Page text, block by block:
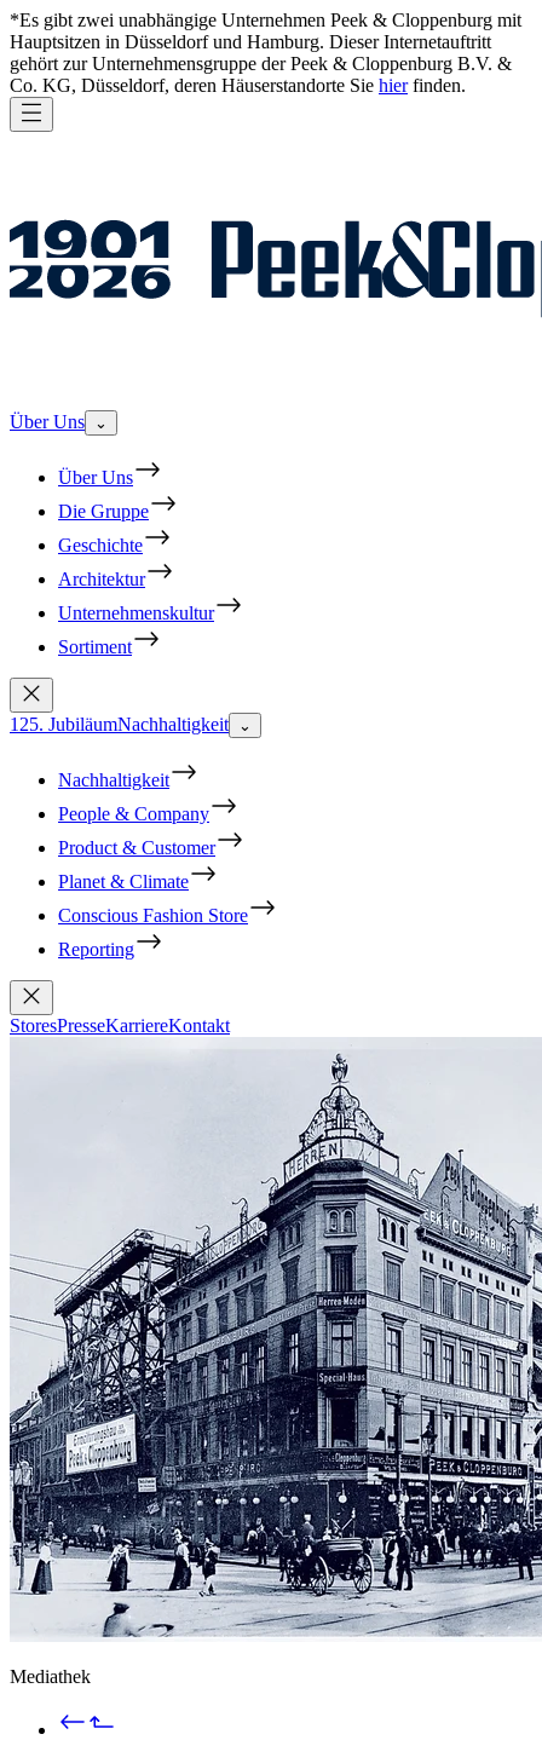
*Es gibt zwei unabhängige Unternehmen Peek & Cloppenburg mit
Hauptsitzen in Düsseldorf und Hamburg. Dieser Internetauftritt
gehört zur Unternehmensgruppe der Peek & Cloppenburg B.V. &
Co. KG, Düsseldorf, deren Häuserstandorte Sie hierfinden.
Über Uns ⌄
Über Uns
Die Gruppe
Geschichte
Architektur
Unternehmenskultur
Sortiment
125. JubiläumNachhaltigkeit ⌄
Nachhaltigkeit
People & Company
Product & Customer
Planet & Climate
Conscious Fashion Store
Reporting
StoresPresseKarriereKontakt
Mediathek